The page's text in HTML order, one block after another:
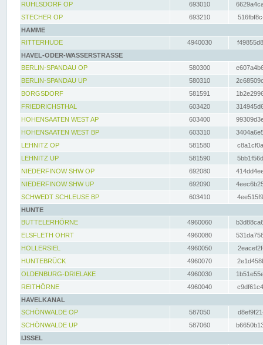
RUHLSDORF OP
693010
STECHER OP
693210
HAMME
RITTERHUDE
4940030
HAVEL-ODER-WASSERSTRASSE
BERLIN-SPANDAU OP
580300
BERLIN-SPANDAU UP
580310
BORGSDORF
581591
FRIEDRICHSTHAL
603420
HOHENSAATEN WEST AP
603400
HOHENSAATEN WEST BP
603310
LEHNITZ OP
581580
LEHNITZ UP
581590
NIEDERFINOW SHW OP
692080
NIEDERFINOW SHW UP
692090
SCHWEDT SCHLEUSE BP
603410
HUNTE
BUTTELERHÖRNE
4960060
ELSFLETH OHRT
4960080
HOLLERSIEL
4960050
HUNTEBRÜCK
4960070
OLDENBURG-DRIELAKE
4960030
REITHÖRNE
4960040
HAVELKANAL
SCHÖNWALDE OP
587050
SCHÖNWALDE UP
587060
IJSSEL